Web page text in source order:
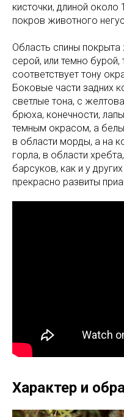
кисточки, длиной
покров животного
Область спины
серой, или темно бурой,
соответствует тону
Боковые части задних
светлые тона, с
брюха, конечности,
темным окрасом, а
в области морды, а на
горла, в области
барсуков, как и у
прекрасно развиты
Характер и